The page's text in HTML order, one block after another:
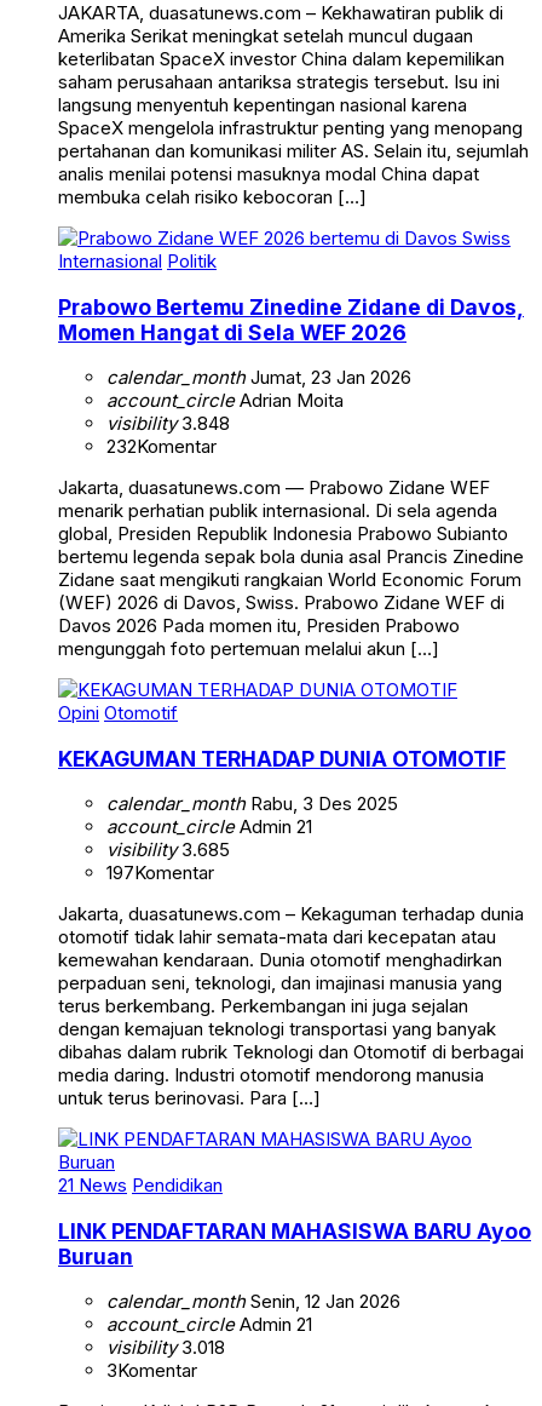
JAKARTA, duasatunews.com – Kekhawatiran publik di
Amerika Serikat meningkat setelah muncul dugaan
keterlibatan SpaceX investor China dalam kepemilikan
saham perusahaan antariksa strategis tersebut. Isu ini
langsung menyentuh kepentingan nasional karena
SpaceX mengelola infrastruktur penting yang menopang
pertahanan dan komunikasi militer AS. Selain itu, sejumlah
analis menilai potensi masuknya modal China dapat
membuka celah risiko kebocoran […]
Internasional Politik
Prabowo Bertemu Zinedine Zidane di Davos,
Momen Hangat di Sela WEF 2026
calendar_monthJumat, 23 Jan 2026
account_circleAdrian Moita
visibility3.848
232Komentar
Jakarta, duasatunews.com — Prabowo Zidane WEF
menarik perhatian publik internasional. Di sela agenda
global, Presiden Republik Indonesia Prabowo Subianto
bertemu legenda sepak bola dunia asal Prancis Zinedine
Zidane saat mengikuti rangkaian World Economic Forum
(WEF) 2026 di Davos, Swiss. Prabowo Zidane WEF di
Davos 2026 Pada momen itu, Presiden Prabowo
mengunggah foto pertemuan melalui akun […]
Opini Otomotif
KEKAGUMAN TERHADAP DUNIA OTOMOTIF
calendar_monthRabu, 3 Des 2025
account_circleAdmin 21
visibility3.685
197Komentar
Jakarta, duasatunews.com – Kekaguman terhadap dunia
otomotif tidak lahir semata-mata dari kecepatan atau
kemewahan kendaraan. Dunia otomotif menghadirkan
perpaduan seni, teknologi, dan imajinasi manusia yang
terus berkembang. Perkembangan ini juga sejalan
dengan kemajuan teknologi transportasi yang banyak
dibahas dalam rubrik Teknologi dan Otomotif di berbagai
media daring. Industri otomotif mendorong manusia
untuk terus berinovasi. Para […]
21 News Pendidikan
LINK PENDAFTARAN MAHASISWA BARU Ayoo
Buruan
calendar_monthSenin, 12 Jan 2026
account_circleAdmin 21
visibility3.018
3Komentar